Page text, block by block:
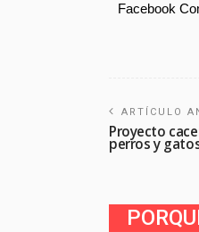
Facebook
ARTÍCULO
Proyecto
perros y